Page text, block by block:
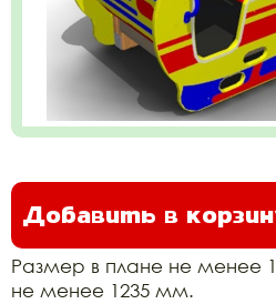
Добавить в
Размер в плане не менее
не менее 1235 мм.